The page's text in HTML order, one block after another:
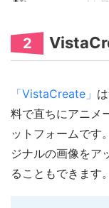
2
「VistaCreate」
料で直ちにアニメ
ットフォームです
ジナルの画像をア
ることもできます。